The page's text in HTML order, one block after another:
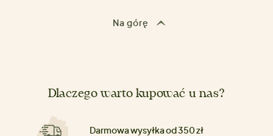
Na górę
Dlaczego warto kupować u nas?
Darmowa wysyłka od 350 zł